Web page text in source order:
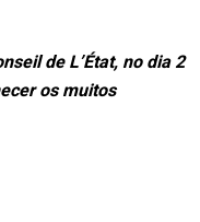
de L’État, no dia 2
os muitos